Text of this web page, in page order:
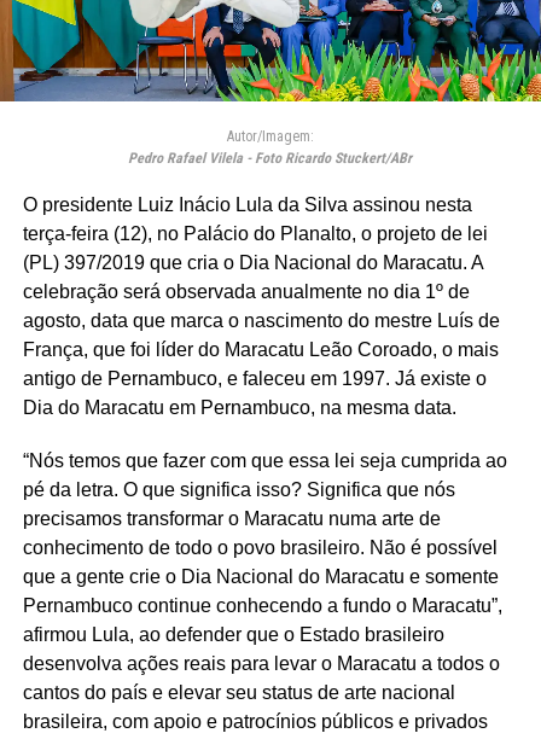
Autor/Imagem:
Pedro Rafael Vilela - Foto Ricardo Stuckert/ABr
O presidente Luiz Inácio Lula da Silva assinou nesta
terça-feira (12), no Palácio do Planalto, o projeto de lei
(PL) 397/2019 que cria o Dia Nacional do Maracatu. A
celebração será observada anualmente no dia 1º de
agosto, data que marca o nascimento do mestre Luís de
França, que foi líder do Maracatu Leão Coroado, o mais
antigo de Pernambuco, e faleceu em 1997. Já existe o
Dia do Maracatu em Pernambuco, na mesma data.
“Nós temos que fazer com que essa lei seja cumprida ao
pé da letra. O que significa isso? Significa que nós
precisamos transformar o Maracatu numa arte de
conhecimento de todo o povo brasileiro. Não é possível
que a gente crie o Dia Nacional do Maracatu e somente
Pernambuco continue conhecendo a fundo o Maracatu”,
afirmou Lula, ao defender que o Estado brasileiro
desenvolva ações reais para levar o Maracatu a todos o
cantos do país e elevar seu status de arte nacional
brasileira, com apoio e patrocínios públicos e privados